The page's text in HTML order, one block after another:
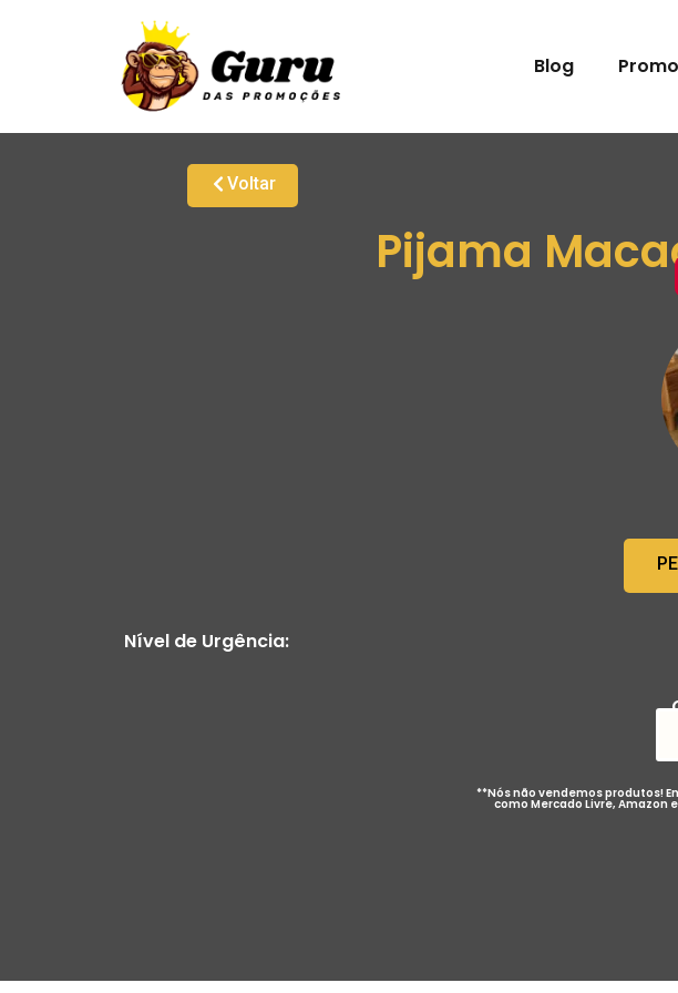
Blog
Voltar
Pijama
Nível de Urgência:
**Nós não vendemos produtos!
como Mercado Livre, Amazon